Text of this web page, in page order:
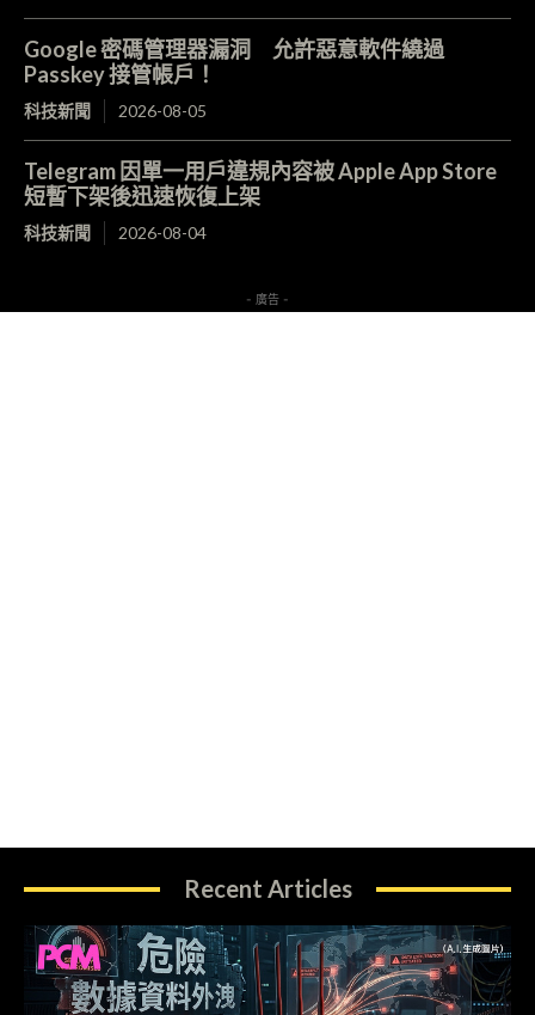
Google 密碼管理器漏洞 允許惡意軟件繞過
Passkey 接管帳戶！
科技新聞 2026-08-05
Telegram 因單一用戶違規內容被 Apple App Store
短暫下架後迅速恢復上架
科技新聞 2026-08-04
- 廣告 -
Recent Articles